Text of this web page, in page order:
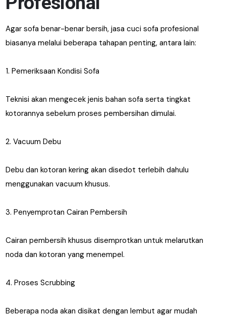
Agar sofa benar-benar bersih, jasa cuci sofa profesional
biasanya melalui beberapa tahapan penting, antara lain:
1. Pemeriksaan Kondisi Sofa
Teknisi akan mengecek jenis bahan sofa serta tingkat
kotorannya sebelum proses pembersihan dimulai.
2. Vacuum Debu
Debu dan kotoran kering akan disedot terlebih dahulu
menggunakan vacuum khusus.
3. Penyemprotan Cairan Pembersih
Cairan pembersih khusus disemprotkan untuk melarutkan
noda dan kotoran yang menempel.
4. Proses Scrubbing
Beberapa noda akan disikat dengan lembut agar mudah